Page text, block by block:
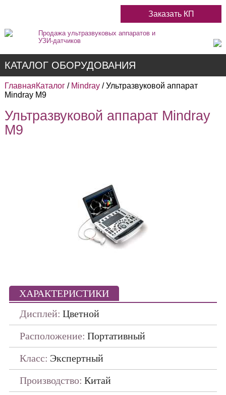
Заказать КП
Продажа ультразвуковых аппаратов и
УЗИ-датчиков
КАТАЛОГ ОБОРУДОВАНИЯ
Недорогие
ДАТЧИКИ
ГлавнаяКаталог/ Mindray/ Ультразвуковой аппарат
Mindray M9
Ультразвуковой аппарат Mindray
M9
ХАРАКТЕРИСТИКИ
Дисплей: Цветной
Расположение: Портативный
Класс: Экспертный
Производство: Китай